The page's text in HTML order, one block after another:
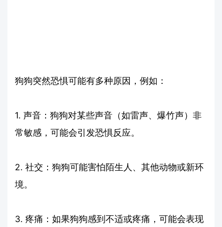
狗狗突然恐惧可能有多种原因，例如：
1. 声音：狗狗对某些声音（如雷声、爆竹声）非
常敏感，可能会引发恐惧反应。
2. 社交：狗狗可能害怕陌生人、其他动物或新环
境。
3. 疼痛：如果狗狗感到不适或疼痛，可能会表现